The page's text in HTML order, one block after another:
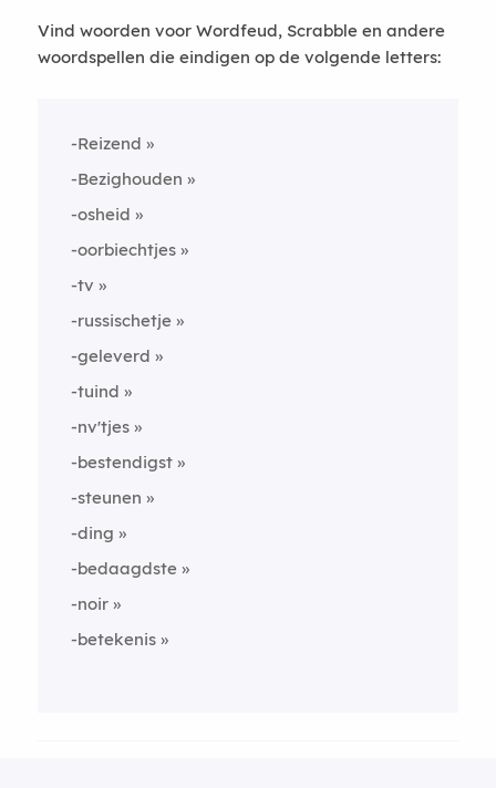
Vind woorden voor Wordfeud, Scrabble en andere
woordspellen die eindigen op de volgende letters:
-Reizend
-Bezighouden
-osheid
-oorbiechtjes
-tv
-russischetje
-geleverd
-tuind
-nv'tjes
-bestendigst
-steunen
-ding
-bedaagdste
-noir
-betekenis